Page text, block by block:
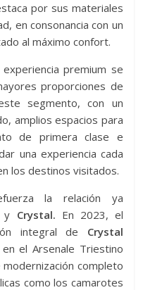
por sus materiales
en consonancia con un
al máximo confort.
premium se
proporciones de
segmento, con un
amplios espacios para
de primera clase e
una experiencia cada
los destinos visitados.
la relación ya
y Crystal. En 2023, el
integral de Crystal
en el Arsenale Triestino
modernización completo
como los camarotes